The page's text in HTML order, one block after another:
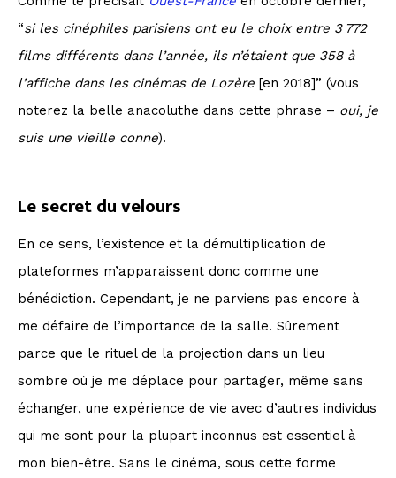
“si les cinéphiles parisiens ont eu le choix entre 3 772
films différents dans l’année, ils n’étaient que 358 à
l’affiche dans les cinémas de Lozère [en 2018]” (vous
noterez la belle anacoluthe dans cette phrase – oui, je
suis une vieille conne).
Le secret du velours
En ce sens, l’existence et la démultiplication de
plateformes m’apparaissent donc comme une
bénédiction. Cependant, je ne parviens pas encore à
me défaire de l’importance de la salle. Sûrement
parce que le rituel de la projection dans un lieu
sombre où je me déplace pour partager, même sans
échanger, une expérience de vie avec d’autres individus
qui me sont pour la plupart inconnus est essentiel à
mon bien-être. Sans le cinéma, sous cette forme